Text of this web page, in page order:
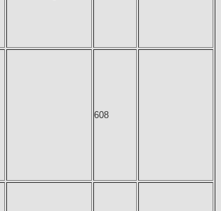
608